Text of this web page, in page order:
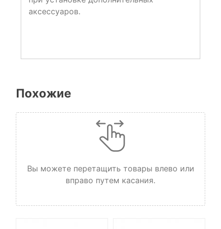
аксессуаров.
Похожие
Вы можете перетащить товары влево или
вправо путем касания.